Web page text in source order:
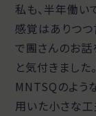
私も、半年働い
感覚はありつつ
で團さんのお話
と気付きました
MNTSQのよう
用いた小さな工